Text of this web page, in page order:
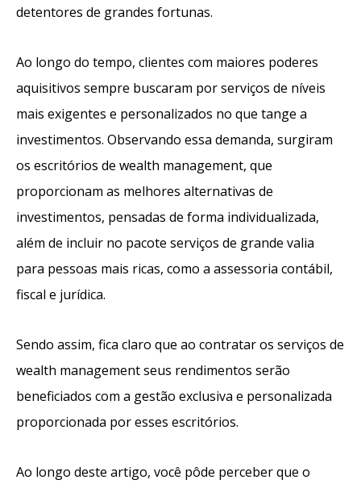
detentores de grandes fortunas.
Ao longo do tempo, clientes com maiores poderes
aquisitivos sempre buscaram por serviços de níveis
mais exigentes e personalizados no que tange a
investimentos. Observando essa demanda, surgiram
os escritórios de wealth management, que
proporcionam as melhores alternativas de
investimentos, pensadas de forma individualizada,
além de incluir no pacote serviços de grande valia
para pessoas mais ricas, como a assessoria contábil,
fiscal e jurídica.
Sendo assim, fica claro que ao contratar os serviços de
wealth management seus rendimentos serão
beneficiados com a gestão exclusiva e personalizada
proporcionada por esses escritórios.
Ao longo deste artigo, você pôde perceber que o